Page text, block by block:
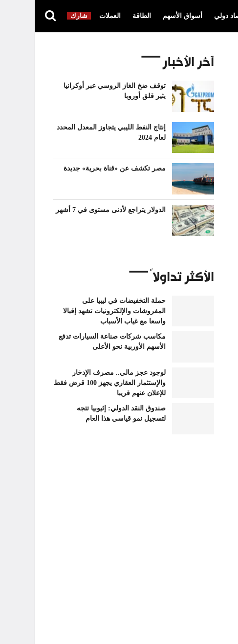
دولي أسواق الأسهم الطاقة العملات شارك
آخر الأخبار
توقف ضخ الغاز الروسي عبر أوكرانيا
يثير قلق أوروبا
إنتاج النفط الليبي يتجاوز المعدل المحدد
لعام 2024
مصر تكشف عن «قناة بحرية» جديدة
الدولار يتراجع لأدنى مستوى في 7 أشهر
الأكثر تداولاً
حملة التخفيضات في ليبيا على
المفروشات والإلكترونيات تشهد إقبالا
واسعا مع غياب الأسباب
مكاسب شركات صناعة السيارات تدفع
الأسهم الأوربية نحو الأعلى
لوجود عجز مالي.. مصرف الإدخار
والإستثمار العقاري يجهز 100 قرض فقط
للإعلان عنهم قريبا
صندوق النقد الدولي: إثيوبيا تتجه
لتسجيل نمو قياسي هذا العام